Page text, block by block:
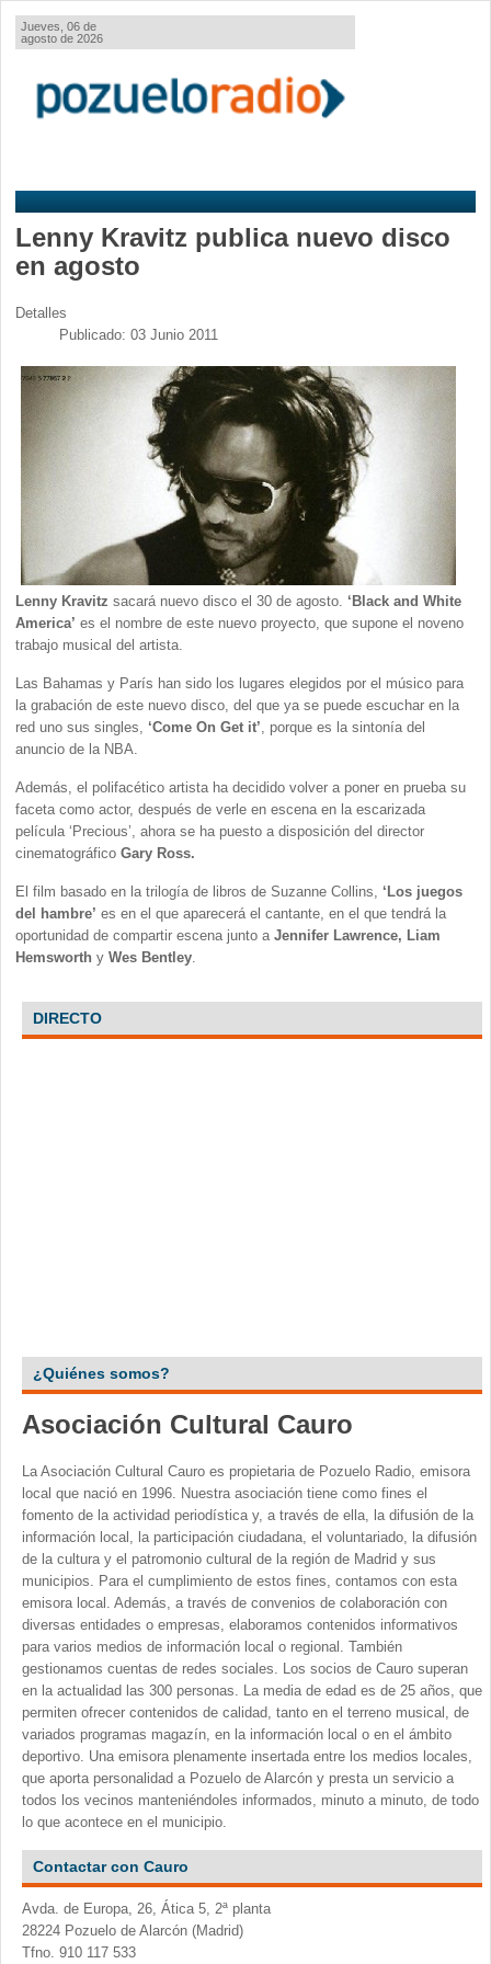
Jueves, 06 de
agosto de 2026
Lenny Kravitz publica nuevo disco
en agosto
Detalles
Publicado: 03 Junio 2011
Lenny Kravitz sacará nuevo disco el 30 de agosto. ‘Black and White
America’ es el nombre de este nuevo proyecto, que supone el noveno
trabajo musical del artista.
Las Bahamas y París han sido los lugares elegidos por el músico para
la grabación de este nuevo disco, del que ya se puede escuchar en la
red uno sus singles, ‘Come On Get it’, porque es la sintonía del
anuncio de la NBA.
Además, el polifacético artista ha decidido volver a poner en prueba su
faceta como actor, después de verle en escena en la escarizada
película ‘Precious’, ahora se ha puesto a disposición del director
cinematográfico Gary Ross.
El film basado en la trilogía de libros de Suzanne Collins, ‘Los juegos
del hambre’ es en el que aparecerá el cantante, en el que tendrá la
oportunidad de compartir escena junto a Jennifer Lawrence, Liam
Hemsworth y Wes Bentley.
DIRECTO
¿Quiénes somos?
Asociación Cultural Cauro
La Asociación Cultural Cauro es propietaria de Pozuelo Radio, emisora
local que nació en 1996. Nuestra asociación tiene como fines el
fomento de la actividad periodística y, a través de ella, la difusión de la
información local, la participación ciudadana, el voluntariado, la difusión
de la cultura y el patromonio cultural de la región de Madrid y sus
municipios. Para el cumplimiento de estos fines, contamos con esta
emisora local. Además, a través de convenios de colaboración con
diversas entidades o empresas, elaboramos contenidos informativos
para varios medios de información local o regional. También
gestionamos cuentas de redes sociales. Los socios de Cauro superan
en la actualidad las 300 personas. La media de edad es de 25 años, que
permiten ofrecer contenidos de calidad, tanto en el terreno musical, de
variados programas magazín, en la información local o en el ámbito
deportivo. Una emisora plenamente insertada entre los medios locales,
que aporta personalidad a Pozuelo de Alarcón y presta un servicio a
todos los vecinos manteniéndoles informados, minuto a minuto, de todo
lo que acontece en el municipio.
Contactar con Cauro
Avda. de Europa, 26, Ática 5, 2ª planta
28224 Pozuelo de Alarcón (Madrid)
Tfno. 910 117 533